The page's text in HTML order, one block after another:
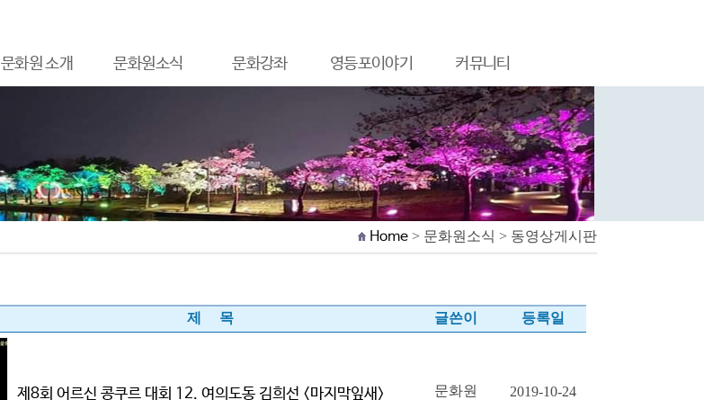
문화원 소개 문화원소식 문화강좌 영등포이야기 커뮤니티
Home > 문화원소식 > 동영상게시판
제 목 글쓴이 등록일
제8회 어르신 콩쿠르 대회 12. 여의도동 김희선 <마지막잎새> 문화원 2019-10-24